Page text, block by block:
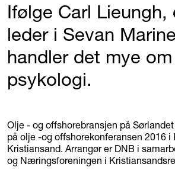
Ifølge Carl Lieungh,
leder i Sevan
handler det mye om
psykologi.
Olje - og offshorebransjen på
på olje -og offshorekonferansen 2016 i
Kristiansand. Arrangør er DNB i
og Næringsforeningen i